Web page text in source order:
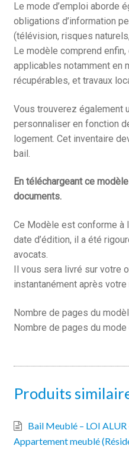
Le mode d’emploi aborde
obligations d’information
(télévision, risques
Le modèle comprend
applicables notamment en
récupérables, et travaux
Vous trouverez également
personnaliser en fonction
logement. Cet inventaire
bail.
En téléchargeant ce
documents.
Ce Modèle est conforme à
date d’édition, il a été
avocats.
Il vous sera livré sur votre
instantanément après
Nombre de pages du
Nombre de pages du mode
Produits
Bail Meublé – LOI
Appartement meublé